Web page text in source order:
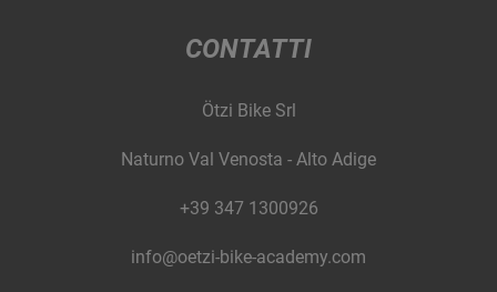
CONTATTI
Ötzi Bike Srl
Naturno Val Venosta - Alto Adige
+39 347 1300926
info@oetzi-bike-academy.com